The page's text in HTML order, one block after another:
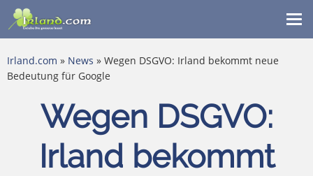
Irland.com » News » Wegen DSGVO: Irland bekommt neue
Bedeutung für Google
Wegen DSGVO:
Irland bekommt